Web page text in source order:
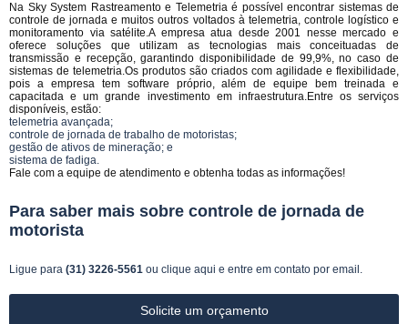
Na Sky System Rastreamento e Telemetria é possível encontrar sistemas de
controle de jornada e muitos outros voltados à telemetria, controle logístico e
monitoramento via satélite.A empresa atua desde 2001 nesse mercado e
oferece soluções que utilizam as tecnologias mais conceituadas de
transmissão e recepção, garantindo disponibilidade de 99,9%, no caso de
sistemas de telemetria.Os produtos são criados com agilidade e flexibilidade,
pois a empresa tem software próprio, além de equipe bem treinada e
capacitada e um grande investimento em infraestrutura.Entre os serviços
disponíveis, estão:
telemetria avançada;
controle de jornada de trabalho de motoristas;
gestão de ativos de mineração; e
sistema de fadiga.
Fale com a equipe de atendimento e obtenha todas as informações!
Para saber mais sobre controle de jornada de
motorista
Ligue para (31) 3226-5561 ou clique aqui e entre em contato por email.
Solicite um orçamento